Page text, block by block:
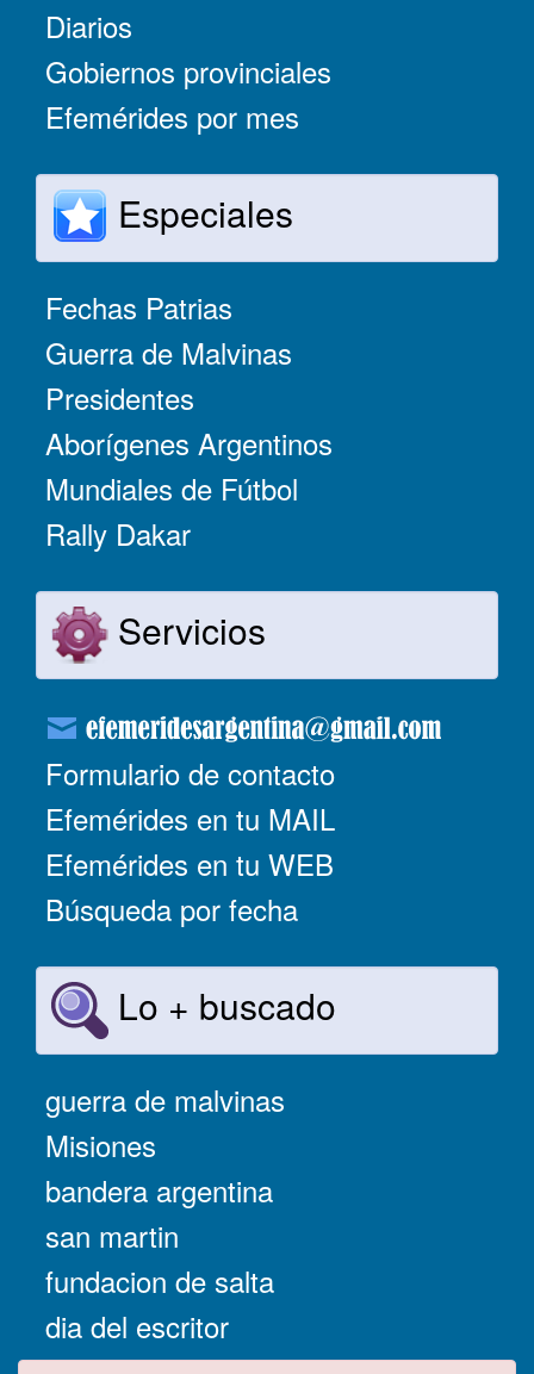
Diarios
Gobiernos provinciales
Efemérides por mes
Especiales
Fechas Patrias
Guerra de Malvinas
Presidentes
Aborígenes Argentinos
Mundiales de Fútbol
Rally Dakar
Servicios
Formulario de contacto
Efemérides en tu MAIL
Efemérides en tu WEB
Búsqueda por fecha
Lo + buscado
guerra de malvinas
Misiones
bandera argentina
san martin
fundacion de salta
dia del escritor